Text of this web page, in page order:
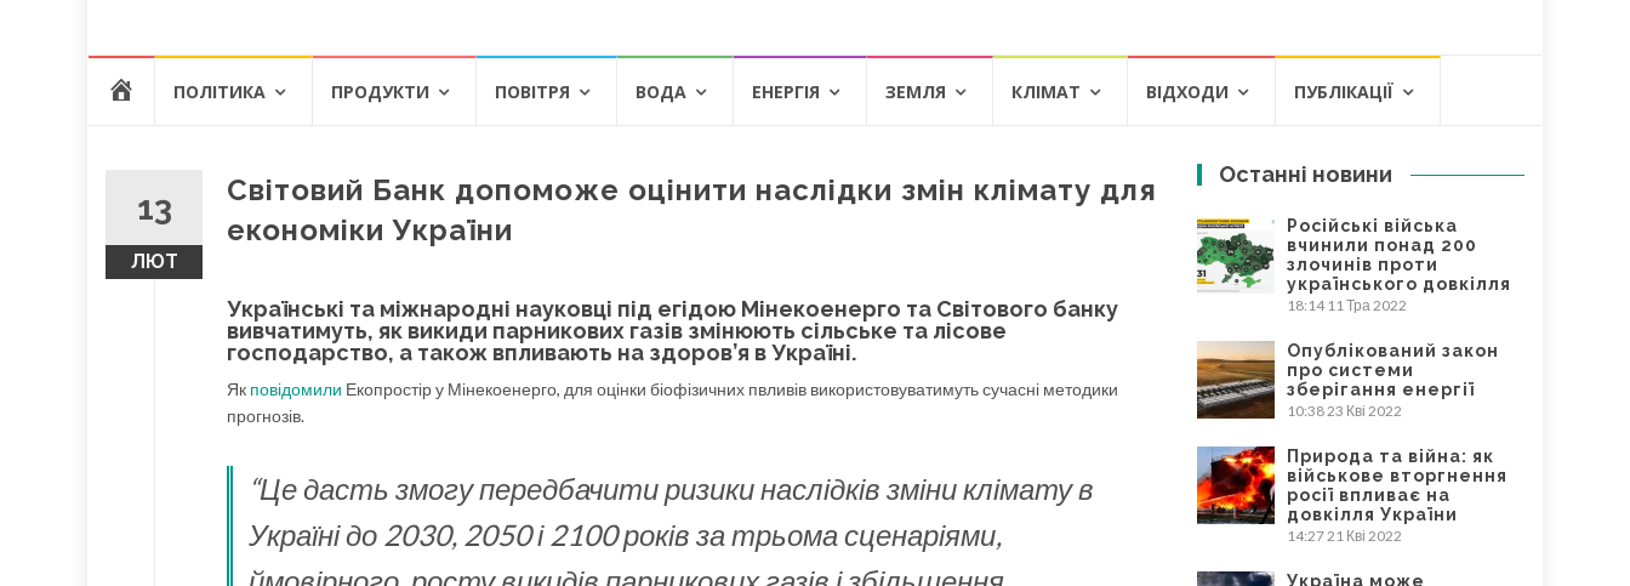
Н
ПОЛІТИКА ПРОДУКТИ ПОВІТРЯ ВОДА ЕНЕРГІЯ ЗЕМЛЯ КЛІМАТ ВІДХОДИ ПУБЛІКАЦІЇ
13
ЛЮТ
Світовий Банк допоможе оцінити наслідки змін клімату для
економіки України
Українські та міжнародні науковці під егідою Мінекоенерго та Світового банку
вивчатимуть, як викиди парникових газів змінюють сільське та лісове
господарство, а також впливають на здоров’я в Україні.
Як повідомили Екопростір у Мінекоенерго, для оцінки біофізичних пвливів використовуватимуть сучасні методики
прогнозів.
“Це дасть змогу передбачити ризики наслідків зміни клімату в
Україні до 2030, 2050 і 2100 років за трьома сценаріями,
Останні новини
Російські війська
вчинили понад 200
злочинів проти
українського довкілля
18:14 11 Тра 2022
Опублікований закон
про системи
зберігання енергії
10:3823 Кві 2022
Природа та війна: як
військове вторгнення
росії впливає на
довкілля України
14:2721 Кві 2022
Україна може